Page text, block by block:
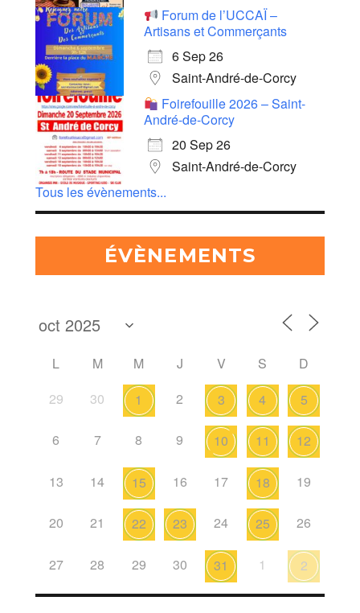
Forum de l’UCCAÏ –
Artisans et Commerçants
6 Sep 26
Saint-André-de-Corcy
Foirefouille 2026 – Saint-
André-de-Corcy
20 Sep 26
Saint-André-de-Corcy
Tous les évènements...
ÉVÈNEMENTS
L M M J V S
D
29
30 1 2 3 4 5
6 7 8 9 10 11 12
13 14 15 16 17 18 19
20 21 22 23 24 25 26
27 28 29 30 31 1 2